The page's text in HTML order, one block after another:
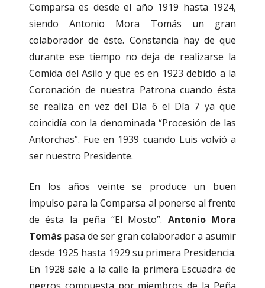
Comparsa es desde el año 1919 hasta 1924,
siendo Antonio Mora Tomás un gran
colaborador de éste. Constancia hay de que
durante ese tiempo no deja de realizarse la
Comida del Asilo y que es en 1923 debido a la
Coronación de nuestra Patrona cuando ésta
se realiza en vez del Día 6 el Día 7 ya que
coincidía con la denominada “Procesión de las
Antorchas”. Fue en 1939 cuando Luis volvió a
ser nuestro Presidente.
En los años veinte se produce un buen
impulso para la Comparsa al ponerse al frente
de ésta la peña “El Mosto”. Antonio Mora
Tomás pasa de ser gran colaborador a asumir
desde 1925 hasta 1929 su primera Presidencia.
En 1928 sale a la calle la primera Escuadra de